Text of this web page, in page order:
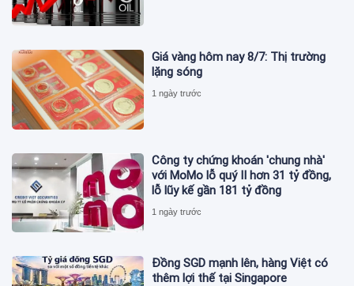
Giá vàng hôm nay 8/7: Thị trường
lặng sóng
1 ngày trước
Công ty chứng khoán 'chung nhà'
với MoMo lỗ quý II hơn 31 tỷ đồng,
lỗ lũy kế gần 181 tỷ đồng
1 ngày trước
Đồng SGD mạnh lên, hàng Việt có
thêm lợi thế tại Singapore